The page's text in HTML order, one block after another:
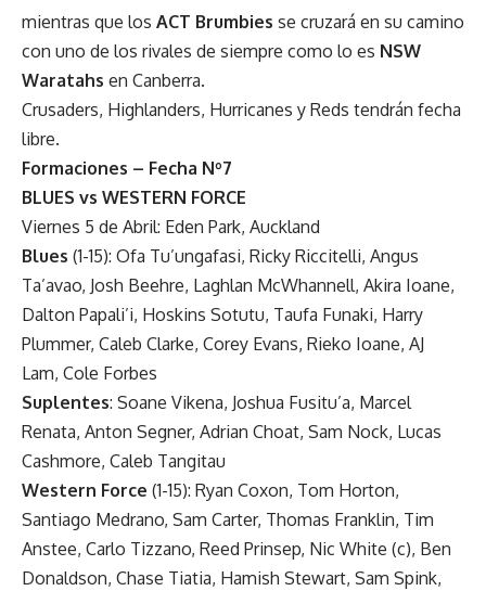
mientras que los ACT Brumbies se cruzará en su camino
con uno de los rivales de siempre como lo es NSW
Waratahs en Canberra.
Crusaders, Highlanders, Hurricanes y Reds tendrán fecha
libre.
Formaciones – Fecha Nº7
BLUES vs WESTERN FORCE
Viernes 5 de Abril: Eden Park, Auckland
Blues (1-15): Ofa Tu’ungafasi, Ricky Riccitelli, Angus
Ta’avao, Josh Beehre, Laghlan McWhannell, Akira Ioane,
Dalton Papali’i, Hoskins Sotutu, Taufa Funaki, Harry
Plummer, Caleb Clarke, Corey Evans, Rieko Ioane, AJ
Lam, Cole Forbes
Suplentes: Soane Vikena, Joshua Fusitu’a, Marcel
Renata, Anton Segner, Adrian Choat, Sam Nock, Lucas
Cashmore, Caleb Tangitau
Western Force (1-15): Ryan Coxon, Tom Horton,
Santiago Medrano, Sam Carter, Thomas Franklin, Tim
Anstee, Carlo Tizzano, Reed Prinsep, Nic White (c), Ben
Donaldson, Chase Tiatia, Hamish Stewart, Sam Spink,